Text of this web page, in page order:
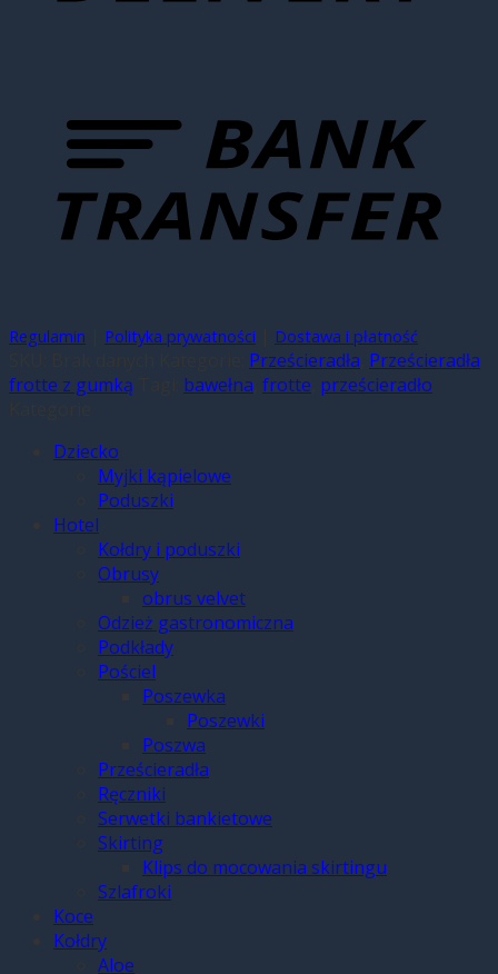
Regulamin Polityka prywatności Dostawa i płatność
Prześcieradła Prześcieradła
frotte z gumką
bawełna frotte prześcieradło
Dziecko
Myjki kąpielowe
Poduszki
Hotel
Kołdry i poduszki
Obrusy
obrus velvet
Odzież gastronomiczna
Podkłady
Pościel
Poszewka
Poszewki
Poszwa
Prześcieradła
Ręczniki
Serwetki bankietowe
Skirting
Klips do mocowania skirtingu
Szlafroki
Koce
Kołdry
Aloe